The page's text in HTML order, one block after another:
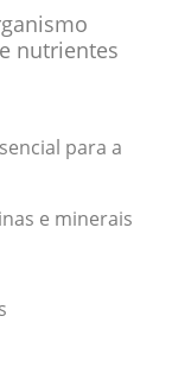
nutrientes
para a
e minerais